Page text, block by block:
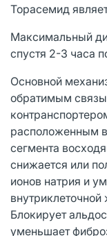
Торасемид
Максимальный
спустя 2-3 часа
Основной
обратимым
расположенным
сегмента
снижается или
ионов натрия и
Блокирует
уменьшает